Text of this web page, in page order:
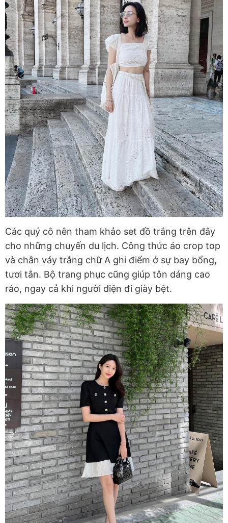
Các quý cô nên tham khảo set đồ trắng trên đây
cho những chuyến du lịch. Công thức áo crop top
và chân váy trắng chữ A ghi điểm ở sự bay bổng,
tươi tắn. Bộ trang phục cũng giúp tôn dáng cao
ráo, ngay cả khi người diện đi giày bệt.